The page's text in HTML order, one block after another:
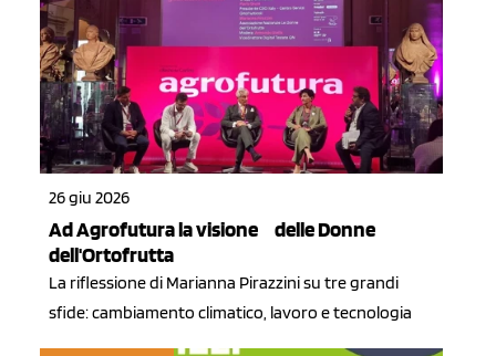
26 giu 2026
Ad Agrofutura la visione delle Donne
dell'Ortofrutta
La riflessione di Marianna Pirazzini su tre grandi
sfide: cambiamento climatico, lavoro e tecnologia